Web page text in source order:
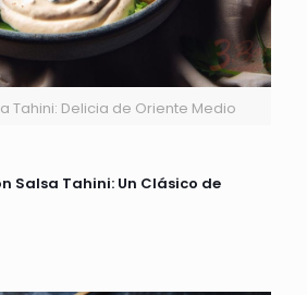
Tahini: Delicia de Oriente Medio
Salsa Tahini: Un Clásico de